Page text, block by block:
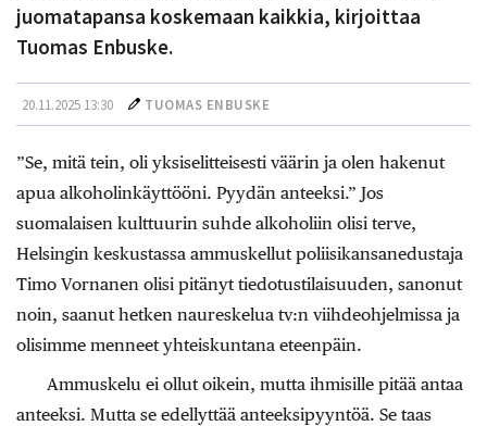
juomatapansa koskemaan kaikkia, kirjoittaa
Tuomas Enbuske.
20.11.2025 13:30 TUOMAS ENBUSKE
”Se, mitä tein, oli yksiselitteisesti väärin ja olen hakenut
apua alkoholinkäyttööni. Pyydän anteeksi.” Jos
suomalaisen kulttuurin suhde alkoholiin olisi terve,
Helsingin keskustassa ammuskellut poliisikansanedustaja
Timo Vornanen olisi pitänyt tiedotustilaisuuden, sanonut
noin, saanut hetken naureskelua tv:n viihdeohjelmissa ja
olisimme menneet yhteiskuntana eteenpäin.
Ammuskelu ei ollut oikein, mutta ihmisille pitää antaa
anteeksi. Mutta se edellyttää anteeksipyyntöä. Se taas